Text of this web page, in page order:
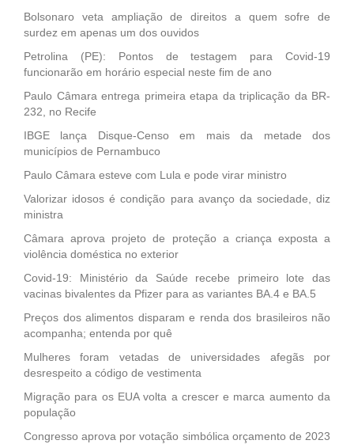
Bolsonaro veta ampliação de direitos a quem sofre de
surdez em apenas um dos ouvidos
Petrolina (PE): Pontos de testagem para Covid-19
funcionarão em horário especial neste fim de ano
Paulo Câmara entrega primeira etapa da triplicação da BR-
232, no Recife
IBGE lança Disque-Censo em mais da metade dos
municípios de Pernambuco
Paulo Câmara esteve com Lula e pode virar ministro
Valorizar idosos é condição para avanço da sociedade, diz
ministra
Câmara aprova projeto de proteção a criança exposta a
violência doméstica no exterior
Covid-19: Ministério da Saúde recebe primeiro lote das
vacinas bivalentes da Pfizer para as variantes BA.4 e BA.5
Preços dos alimentos disparam e renda dos brasileiros não
acompanha; entenda por quê
Mulheres foram vetadas de universidades afegãs por
desrespeito a código de vestimenta
Migração para os EUA volta a crescer e marca aumento da
população
Congresso aprova por votação simbólica orçamento de 2023